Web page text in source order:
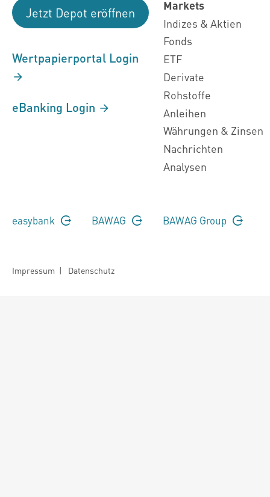
Jetzt Depot eröffnen
Wertpapierportal Login
eBanking Login
Markets
Indizes & Aktien
Fonds
ETF
Derivate
Rohstoffe
Anleihen
Währungen & Zinsen
Nachrichten
Analysen
easybank BAWAG BAWAG Group
Impressum | Datenschutz